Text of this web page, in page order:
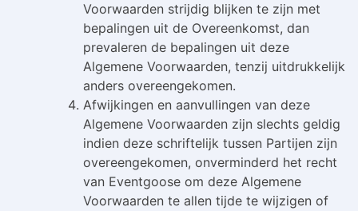
Voorwaarden strijdig blijken te zijn met
bepalingen uit de Overeenkomst, dan
prevaleren de bepalingen uit deze
Algemene Voorwaarden, tenzij uitdrukkelijk
anders overeengekomen.
Afwijkingen en aanvullingen van deze
Algemene Voorwaarden zijn slechts geldig
indien deze schriftelijk tussen Partijen zijn
overeengekomen, onverminderd het recht
van Eventgoose om deze Algemene
Voorwaarden te allen tijde te wijzigen of